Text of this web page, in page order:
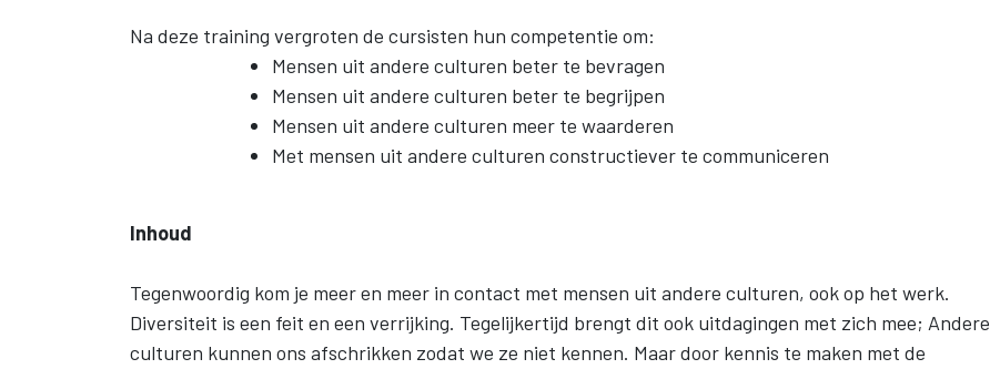
Na deze training vergroten de cursisten hun competentie om:
Mensen uit andere culturen beter te bevragen
Mensen uit andere culturen beter te begrijpen
Mensen uit andere culturen meer te waarderen
Met mensen uit andere culturen constructiever te communiceren
Inhoud
Tegenwoordig kom je meer en meer in contact met mensen uit andere culturen, ook op het werk.
Diversiteit is een feit en een verrijking. Tegelijkertijd brengt dit ook uitdagingen met zich mee; Andere
culturen kunnen ons afschrikken zodat we ze niet kennen. Maar door kennis te maken met de